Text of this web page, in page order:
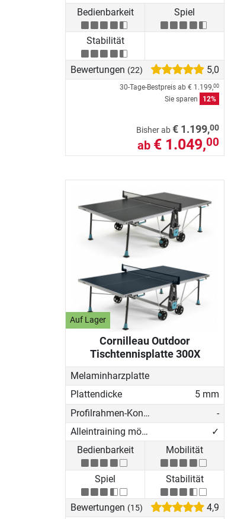
Bedienbarkeit
Spiel
Stabilität
Bewertungen (22) 5,0
30-Tage-Bestpreis ab € 1.199,00
Sie sparen 12%
Bisher ab€ 1.199,00
ab € 1.049,00
Auf Lager
Cornilleau Outdoor
Tischtennisplatte 300X
Melaminharzplatte
Plattendicke
5 mm
Profilrahmen-Konstruktion
-
Alleintraining möglich
✓
Bedienbarkeit
Mobilität
Spiel Stabilität
Bewertungen (15) 4,9